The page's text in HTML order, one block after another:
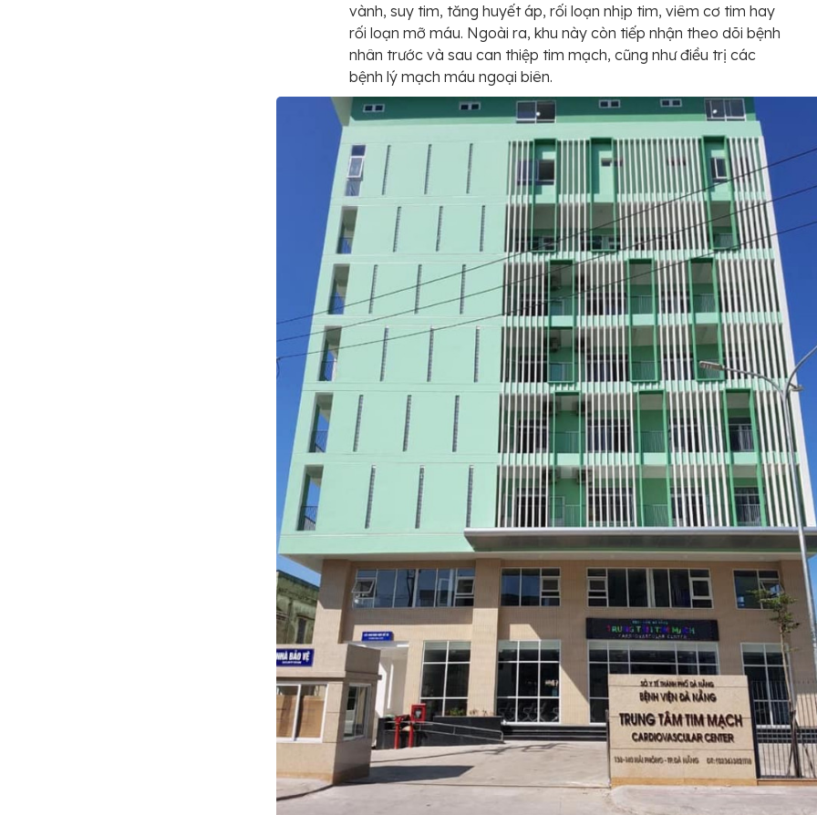
vành, suy tim, tăng huyết áp, rối loạn nhịp tim, viêm cơ tim hay
rối loạn mỡ máu. Ngoài ra, khu này còn tiếp nhận theo dõi bệnh
nhân trước và sau can thiệp tim mạch, cũng như điều trị các
bệnh lý mạch máu ngoại biên.